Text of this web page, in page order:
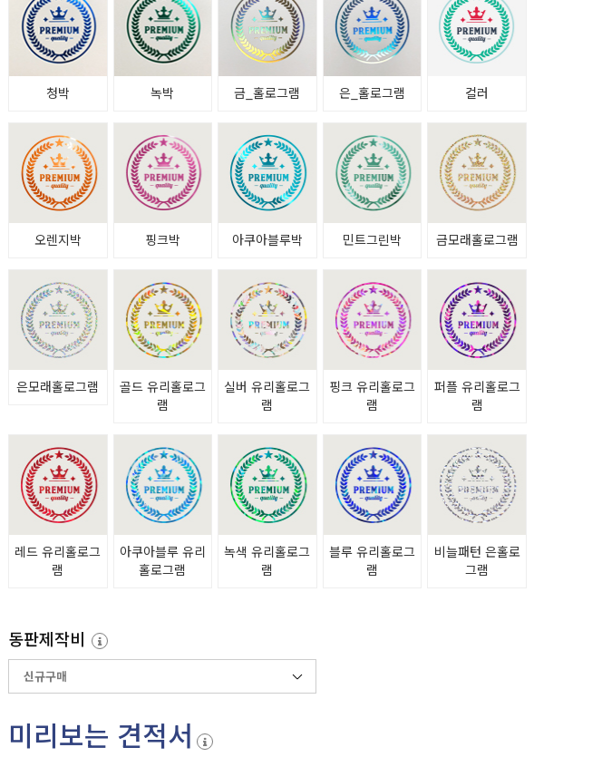
청박 녹박 금_홀로그램 은_홀로그램 컬러
오렌지박 핑크박 아쿠아블루박 민트그린박 금모래홀로그램
은모래홀로그램
골드 유리홀로그
램
실버 유리홀로그
램
핑크 유리홀로그
램
퍼플 유리홀로그
램
레드 유리홀로그
램
아쿠아블루 유리
홀로그램
녹색 유리홀로그
램
블루 유리홀로그
램
비늘패턴 은홀로
그램
동판제작비
미리보는 견적서